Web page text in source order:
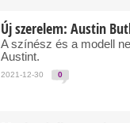
Új szerelem: Austin
A színész és a modell
Austint.
2021-12-30 0